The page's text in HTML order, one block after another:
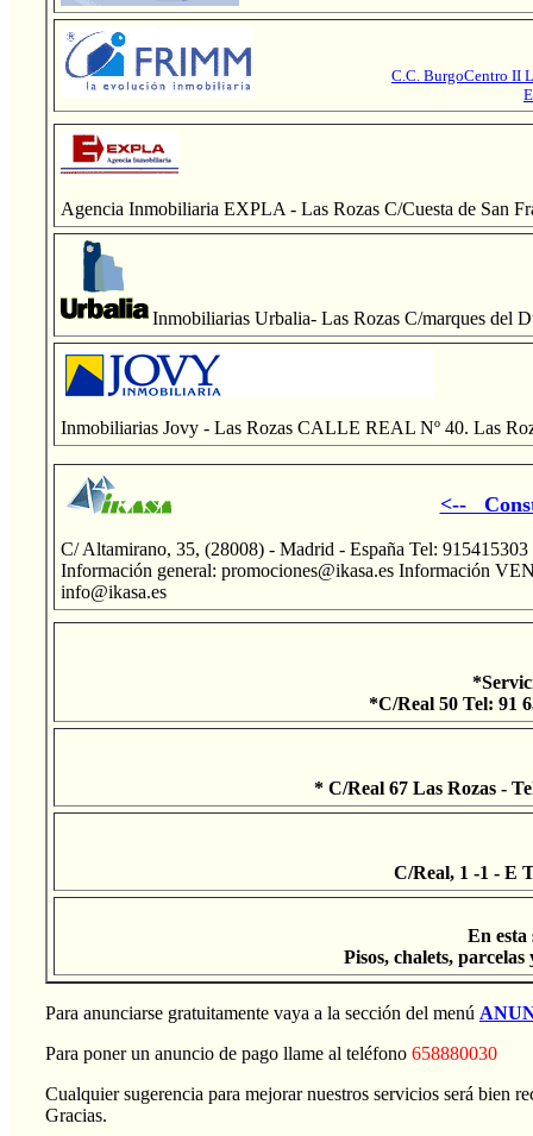
C.C. BurgoCentro II
Agencia Inmobiliaria EXPLA - Las Rozas C/Cuesta de San
Inmobiliarias Urbalia- Las Rozas C/marques del
Inmobiliarias Jovy - Las Rozas CALLE REAL Nº 40. Las
<--
C/ Altamirano, 35, (28008) - Madrid - España Tel:
Información general: promociones@ikasa.es Información
info@ikasa.es
*C/Real 50 Tel: 91
* C/Real 67 Las Rozas -
C/Real, 1 -1 - E
En esta
Pisos, chalets,
Para anunciarse gratuitamente vaya a la sección del menú
Para poner un anuncio de pago llame al teléfono 658880030
Cualquier sugerencia para mejorar nuestros servicios será bien
Gracias.